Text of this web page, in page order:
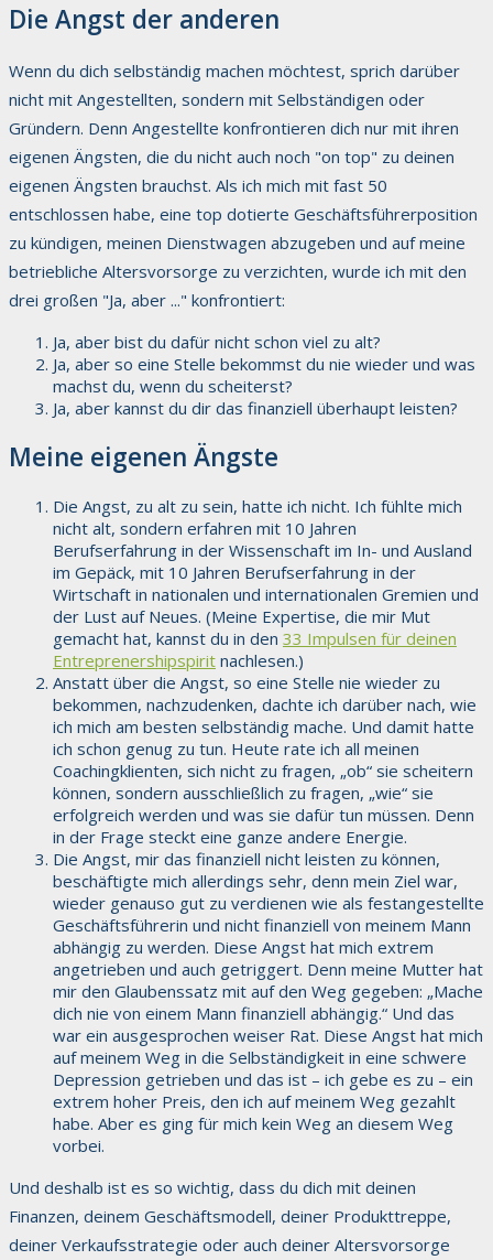
Die Angst der anderen
Wenn du dich selbständig machen möchtest, sprich darüber
nicht mit Angestellten, sondern mit Selbständigen oder
Gründern. Denn Angestellte konfrontieren dich nur mit ihren
eigenen Ängsten, die du nicht auch noch "on top" zu deinen
eigenen Ängsten brauchst. Als ich mich mit fast 50
entschlossen habe, eine top dotierte Geschäftsführerposition
zu kündigen, meinen Dienstwagen abzugeben und auf meine
betriebliche Altersvorsorge zu verzichten, wurde ich mit den
drei großen "Ja, aber ..." konfrontiert:
Ja, aber bist du dafür nicht schon viel zu alt?
Ja, aber so eine Stelle bekommst du nie wieder und was
machst du, wenn du scheiterst?
Ja, aber kannst du dir das finanziell überhaupt leisten?
Meine eigenen Ängste
Die Angst, zu alt zu sein, hatte ich nicht. Ich fühlte mich
nicht alt, sondern erfahren mit 10 Jahren
Berufserfahrung in der Wissenschaft im In- und Ausland
im Gepäck, mit 10 Jahren Berufserfahrung in der
Wirtschaft in nationalen und internationalen Gremien und
der Lust auf Neues. (Meine Expertise, die mir Mut
gemacht hat, kannst du in den 33 Impulsen für deinen
Entreprenershipspirit nachlesen.)
Anstatt über die Angst, so eine Stelle nie wieder zu
bekommen, nachzudenken, dachte ich darüber nach, wie
ich mich am besten selbständig mache. Und damit hatte
ich schon genug zu tun. Heute rate ich all meinen
Coachingklienten, sich nicht zu fragen, „ob“ sie scheitern
können, sondern ausschließlich zu fragen, „wie“ sie
erfolgreich werden und was sie dafür tun müssen. Denn
in der Frage steckt eine ganze andere Energie.
Die Angst, mir das finanziell nicht leisten zu können,
beschäftigte mich allerdings sehr, denn mein Ziel war,
wieder genauso gut zu verdienen wie als festangestellte
Geschäftsführerin und nicht finanziell von meinem Mann
abhängig zu werden. Diese Angst hat mich extrem
angetrieben und auch getriggert. Denn meine Mutter hat
mir den Glaubenssatz mit auf den Weg gegeben: „Mache
dich nie von einem Mann finanziell abhängig.“ Und das
war ein ausgesprochen weiser Rat. Diese Angst hat mich
auf meinem Weg in die Selbständigkeit in eine schwere
Depression getrieben und das ist – ich gebe es zu – ein
extrem hoher Preis, den ich auf meinem Weg gezahlt
habe. Aber es ging für mich kein Weg an diesem Weg
vorbei.
Und deshalb ist es so wichtig, dass du dich mit deinen
Finanzen, deinem Geschäftsmodell, deiner Produkttreppe,
deiner Verkaufsstrategie oder auch deiner Altersvorsorge